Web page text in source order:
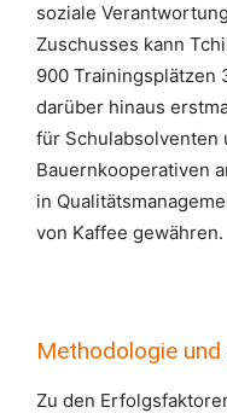
soziale
Zuschusses kann
900 Trainingsplätzen
darüber hinaus
für Schulabsolventen
Bauernkooperativen
in
von Kaffee gewähren.
Methodologie
Zu den